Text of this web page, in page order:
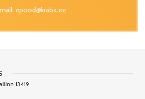
epood@kraba.ee
13419